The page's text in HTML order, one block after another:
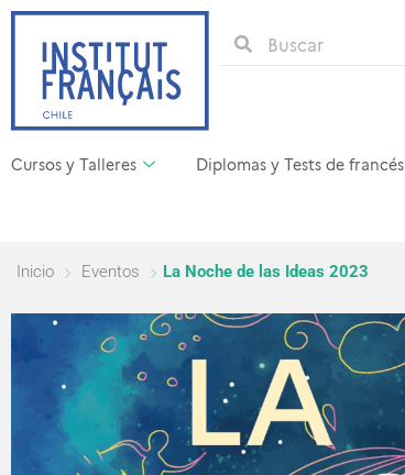
Cursos y Talleres Diplomas y Tests de francés
Inicio Eventos La Noche de las Ideas 2023